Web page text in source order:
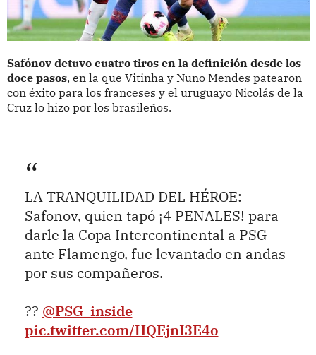
Safónov detuvo cuatro tiros en la definición desde los
doce pasos, en la que Vitinha y Nuno Mendes patearon
con éxito para los franceses y el uruguayo Nicolás de la
Cruz lo hizo por los brasileños.
LA TRANQUILIDAD DEL HÉROE:
Safonov, quien tapó ¡4 PENALES! para
darle la Copa Intercontinental a PSG
ante Flamengo, fue levantado en andas
por sus compañeros.
?? @PSG_inside
pic.twitter.com/HQEjnI3E4o